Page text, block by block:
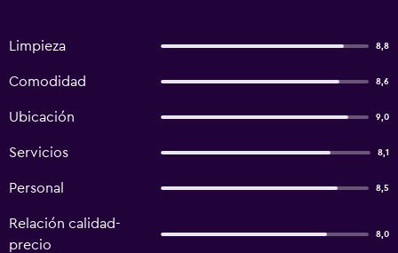
Limpieza 8,8
Comodidad 8,6
Ubicación 9,0
Servicios 8,1
Personal 8,5
Relación calidad-
precio
8,0